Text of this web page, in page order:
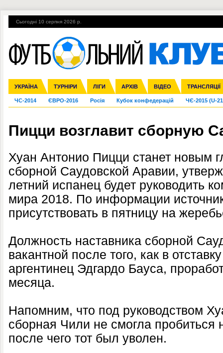
Сьогодні 10 серпня 2026 р.
УКРАЇНА ТУРНІРИ ЛІГИ АРХІВ ВІДЕО ТРАНСЛЯЦІЇ
Збірна Прем'єр-ліга Перша ліга Друга ліга Кубок України
Ліга чемпіонів Ліга Європи Міжнародні Ліга націй Ліга
Англія Іспанія Італія Німеччина Франція Інші
ЧС-2014 ЄВРО-2016 Росія Кубок конфедерацій ЧЄ-2015 (U-
Гарячі теми УПЛ, 2-й тур ВІЙНА УПЛ-ПЕРЕХОДИ
Пицци возглавит сборную
Хуан Антонио Пицци станет новым
сборной Саудовской Аравии,
летний испанец будет руководить
мира 2018. По информации
присутствовать в пятницу на
Должность наставника сборной
вакантной после того, как в
аргентинец Эдгардо Бауса,
месяца.
Напомним, что под руководством
сборная Чили не смогла пробиться
после чего тот был уволен.